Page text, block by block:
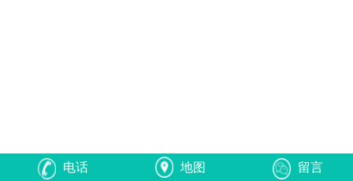
电话 地图 留言